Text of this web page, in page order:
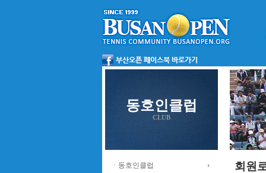
동호인클럽
CLUB
ㆍ동호인클럽 회원